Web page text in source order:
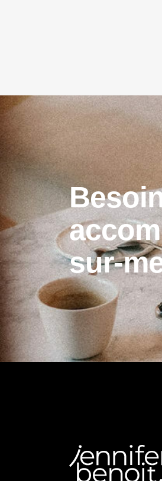
Besoi
accom
sur-m